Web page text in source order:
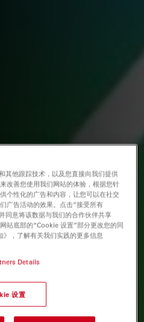
其他跟踪技术，以及您直接向我们提供
改善您使用我们网站的体验，根据您针
个性化的广告和内容，让您可以在社交
广告活动的效果。点击“接受所有
同意将该数据与我们的合作伙伴共享
站底部的“Cookie 设置”部分更改您的同
，了解有关我们实践的更多信息
Details
设置